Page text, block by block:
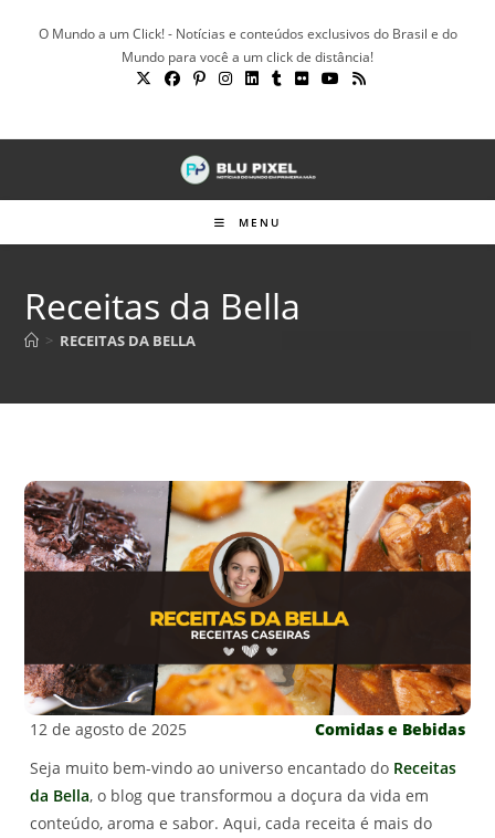
O Mundo a um Click! - Notícias e conteúdos exclusivos do Brasil e do
Mundo para você a um click de distância!
MENU
Receitas da Bella
> RECEITAS DA BELLA
12 de agosto de 2025
Comidas e Bebidas
Seja muito bem-vindo ao universo encantado do Receitas
da Bella, o blog que transformou a doçura da vida em
conteúdo, aroma e sabor. Aqui, cada receita é mais do